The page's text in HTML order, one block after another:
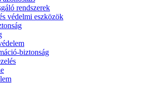
rendszerek
védelmi eszközök
biztonság